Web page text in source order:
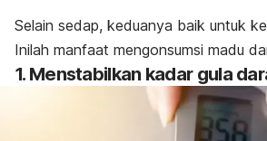
Selain sedap, keduanya baik untuk
Inilah manfaat mengonsumsi madu
1. Menstabilkan kadar gula